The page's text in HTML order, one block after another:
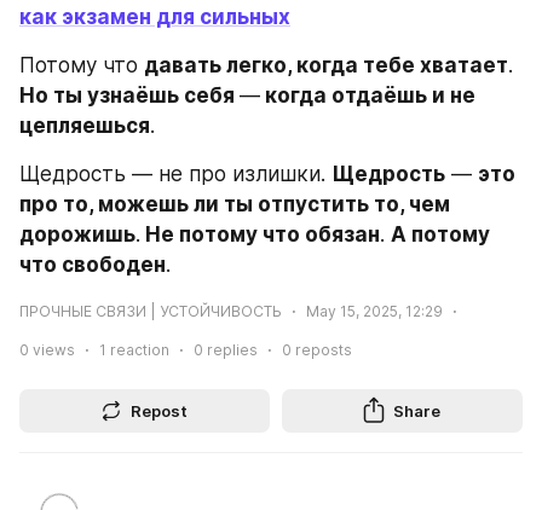
как экзамен для сильных
Потому что давать легко, когда тебе хватает.
Но ты узнаёшь себя — когда отдаёшь и не
цепляешься.
Щедрость — не про излишки. Щедрость — это
про то, можешь ли ты отпустить то, чем
дорожишь. Не потому что обязан. А потому
что свободен.
ПРОЧНЫЕ СВЯЗИ | УСТОЙЧИВОСТЬ May 15, 2025, 12:29
0 views 1 reaction 0 replies 0 reposts
Repost Share